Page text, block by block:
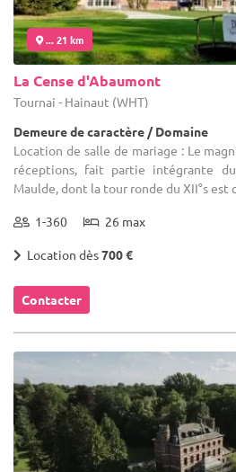
... 21 km
La Cense d'Abaumont
Tournai - Hainaut (WHT)
Demeure de caractère / Domaine
Location de salle de mariage : Le
réceptions, fait partie intégrante
Maulde, dont la tour ronde du XII°s est
1-360 26 max
Location dès700 €
Contacter